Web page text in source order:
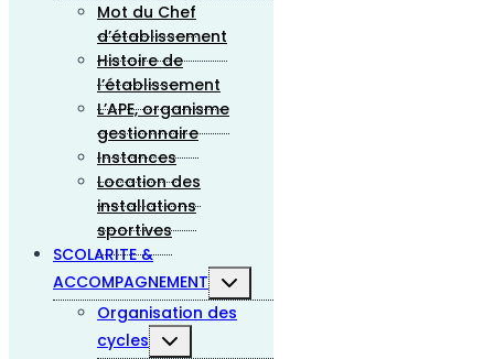
Mot du Chef
d’établissement
Histoire de
l’établissement
L’APE, organisme
gestionnaire
Instances
Location des
installations
sportives
SCOLARITE &
ACCOMPAGNEMENT
Organisation des
cycles